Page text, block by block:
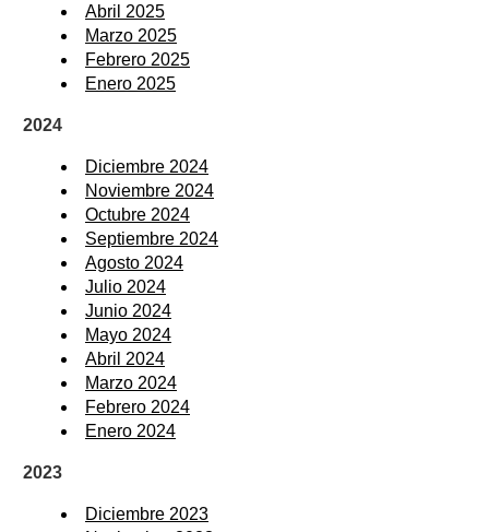
Abril 2025
Marzo 2025
Febrero 2025
Enero 2025
2024
Diciembre 2024
Noviembre 2024
Octubre 2024
Septiembre 2024
Agosto 2024
Julio 2024
Junio 2024
Mayo 2024
Abril 2024
Marzo 2024
Febrero 2024
Enero 2024
2023
Diciembre 2023